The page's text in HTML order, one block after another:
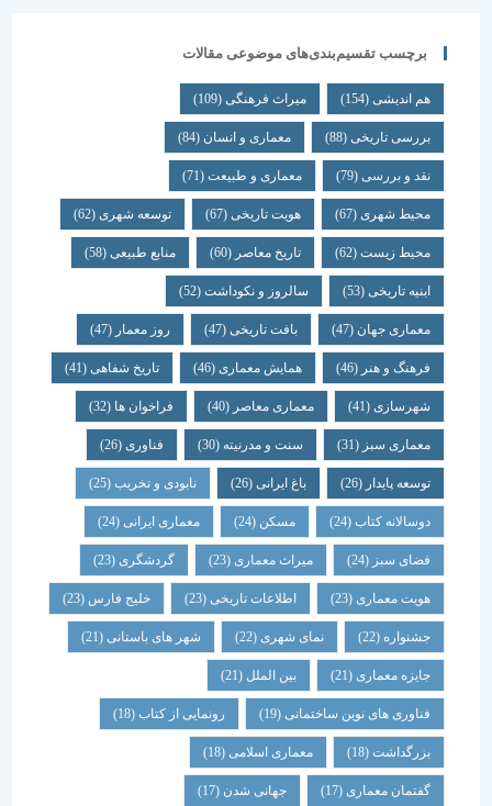
برچسب تقسیم‌بندی‌های موضوعی مقالات
هم اندیشی (154) میراث فرهنگی (109)
بررسی تاریخی (88) معماری و انسان (84)
نقد و بررسی (79) معماری و طبیعت (71)
محیط شهری(67) هویت تاریخی(67) توسعه شهری(62)
محیط زیست(62) تاریخ معاصر(60) منابع طبیعی(58)
ابنیه تاریخی(53) سالروز و نکوداشت(52)
معماری جهان (47) بافت تاریخی(47) روز معمار(47)
فرهنگ و هنر(46) همایش معماری (46) تاریخ شفاهی (41)
شهرسازی(41) معماری معاصر(40) فراخوان ها (32)
معماری سبز(31) سنت و مدرنیته(30) فناوری (26)
توسعه پایدار(26) باغ ایرانی(26) نابودی و تخریب(25)
دوسالانه کتاب(24) مسکن (24) معماری ایرانی(24)
فضای سبز(24) میراث معماری (23) گردشگری (23)
هویت معماری (23) اطلاعات تاریخی(23) خلیج فارس(23)
جشنواره(22) نمای شهری(22) شهر های باستانی (21)
جایزه معماری (21) بین الملل(21)
فناوری های نوین ساختمانی(19) رونمایی از کتاب (18)
بزرگداشت (18) معماری اسلامی(18)
گفتمان معماری (17) جهانی شدن(17)